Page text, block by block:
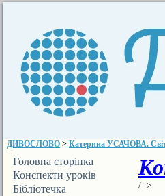
ДИВОСЛОВО > Катерина УСАЧОВА. Світ
Головна сторінка
Конспекти уроків
Бібліотечка
/-->